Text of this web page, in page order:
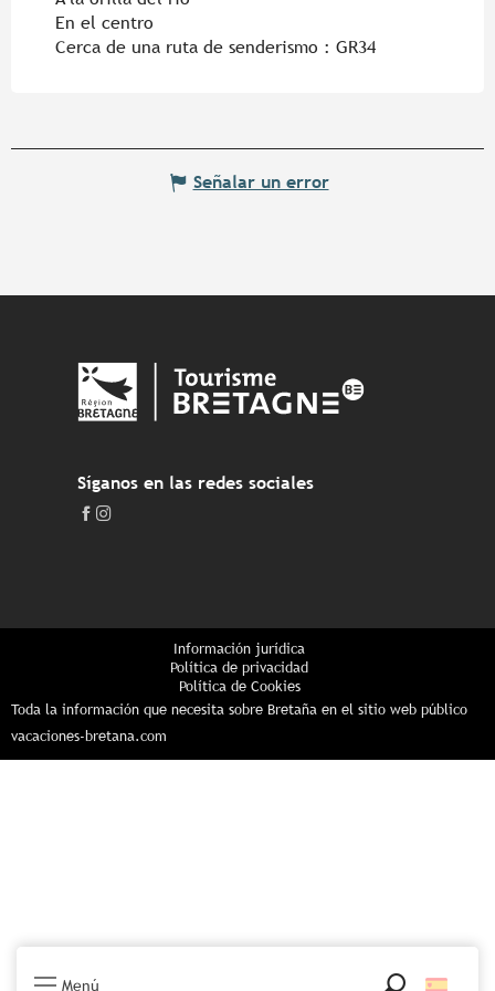
Menú
En el centro
Cerca de una ruta de senderismo : GR34
Señalar un error
Síganos en las redes sociales
Información jurídica
Política de privacidad
Política de Cookies
Toda la información que necesita sobre Bretaña en el sitio web público
vacaciones-bretana.com